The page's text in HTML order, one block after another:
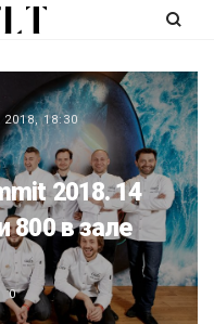
18:30
2018. 14
800 в зале
0